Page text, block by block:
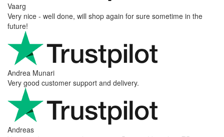
Vaarg
Very nice - well done, will shop again for sure sometime in the
future!
Andrea Munari
Very good customer support and delivery.
Andreas